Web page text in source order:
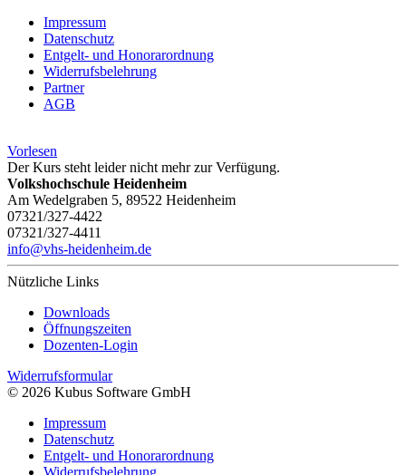
Impressum
Datenschutz
Entgelt- und Honorarordnung
Widerrufsbelehrung
Partner
AGB
Vorlesen
Der Kurs steht leider nicht mehr zur Verfügung.
Volkshochschule Heidenheim
Am Wedelgraben 5, 89522 Heidenheim
07321/327-4422
07321/327-4411
info@vhs-heidenheim.de
Nützliche Links
Downloads
Öffnungszeiten
Dozenten-Login
Widerrufsformular
© 2026 Kubus Software GmbH
Impressum
Datenschutz
Entgelt- und Honorarordnung
Widerrufsbelehrung